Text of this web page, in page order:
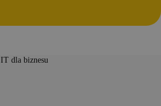
IT dla biznesu